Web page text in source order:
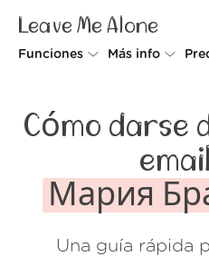
Leave Me Alone
Funciones
Screener
Spam Blocker
Do-not-disturb
Más info
Muro de
Cómo darse
Мария
Una guía rápida